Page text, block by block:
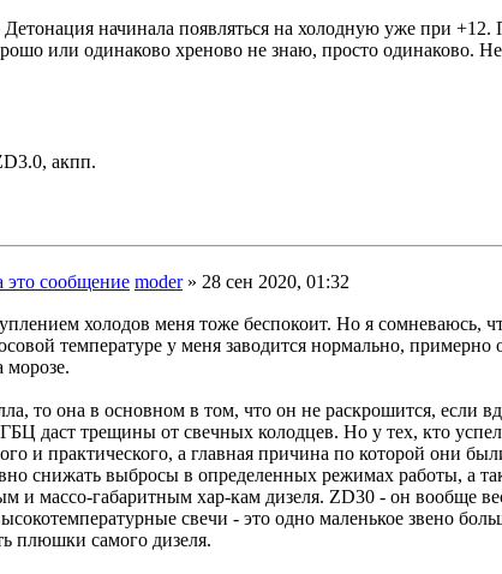
Детонация начинала появляться на холодную уже при
или одинаково хреново не знаю, просто одинаково.
акпп.
moder» 28 сен 2020, 01:32
холодов меня тоже беспокоит. Но я сомневаюсь,
температуре у меня заводится нормально,
морозе.
то она в основном в том, что он не раскрошится, если
даст трещины от свечных колодцев. Но у тех, кто
и практического, а главная причина по которой они
снижать выбросы в определенных режимах работы, а
и массо-габаритным хар-кам дизеля. ZD30 - он вообще
свечи - это одно маленькое звено
плюшки самого дизеля.